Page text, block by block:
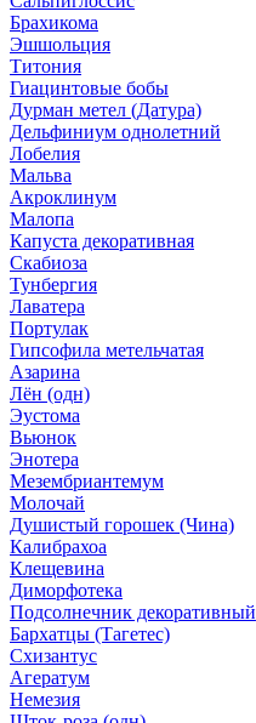
Брахикома
Эшшольция
Титония
Гиацинтовые бобы
Дурман метел (Датура)
Дельфиниум однолетний
Лобелия
Мальва
Акроклинум
Малопа
Капуста декоративная
Скабиоза
Тунбергия
Лаватера
Портулак
Гипсофила метельчатая
Азарина
Лён (одн)
Эустома
Вьюнок
Энотера
Мезембриантемум
Молочай
Душистый горошек (Чина)
Калибрахоа
Клещевина
Диморфотека
Подсолнечник декоративный
Бархатцы (Тагетес)
Схизантус
Агератум
Немезия